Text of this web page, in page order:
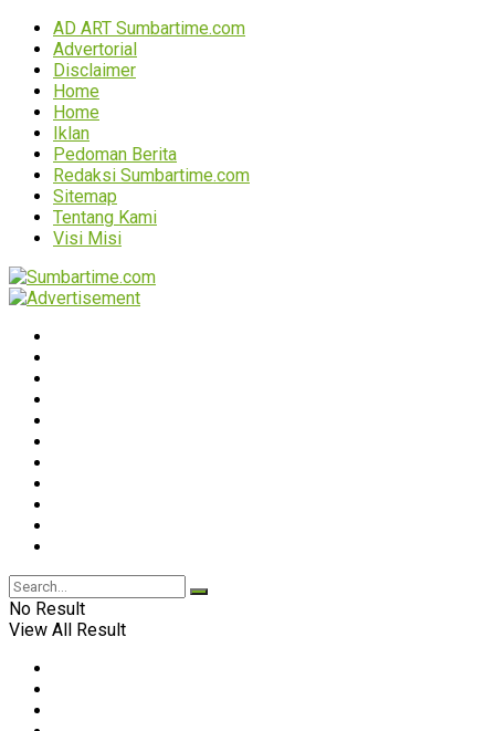
AD ART Sumbartime.com
Advertorial
Disclaimer
Home
Home
Iklan
Pedoman Berita
Redaksi Sumbartime.com
Sitemap
Tentang Kami
Visi Misi
No Result
View All Result